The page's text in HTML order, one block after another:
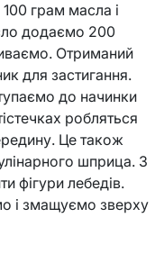
грам масла і
додаємо 200
Отриманий
для застигання.
до начинки
робляться
Це також
шприца. З
фігури лебедів.
і змащуємо зверху